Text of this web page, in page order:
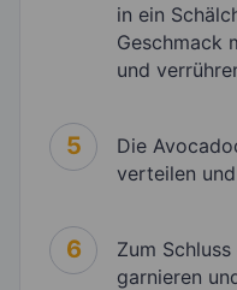
in ein
Geschmack
und
5
Die
verteilen
6
Zum
garnieren